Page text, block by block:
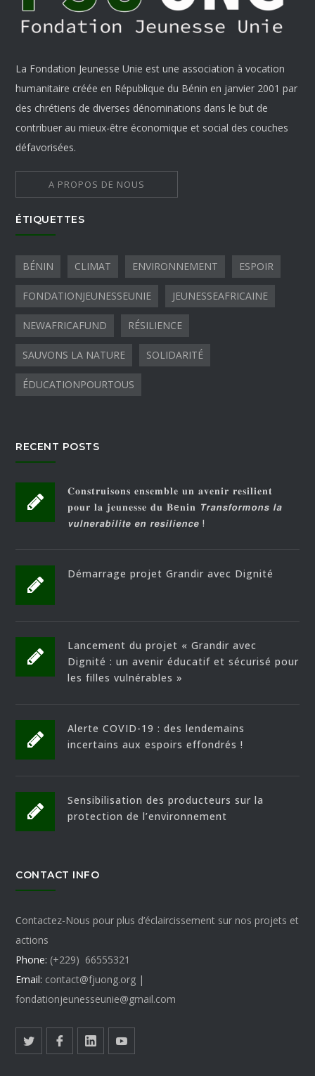
La Fondation Jeunesse Unie est une association à vocation
humanitaire créée en République du Bénin en janvier 2001 par
des chrétiens de diverses dénominations dans le but de
contribuer au mieux-être économique et social des couches
défavorisées.
A PROPOS DE NOUS
ÉTIQUETTES
BÉNIN CLIMAT ENVIRONNEMENT ESPOIR
FONDATIONJEUNESSEUNIE JEUNESSEAFRICAINE
NEWAFRICAFUND RÉSILIENCE
SAUVONS LA NATURE SOLIDARITÉ
ÉDUCATIONPOURTOUS
RECENT POSTS
𝐂𝐨𝐧𝐬𝐭𝐫𝐮𝐢𝐬𝐨𝐧𝐬 𝐞𝐧𝐬𝐞𝐦𝐛𝐥𝐞 𝐮𝐧 𝐚𝐯𝐞𝐧𝐢𝐫 𝐫𝐞𝐬𝐢𝐥𝐢𝐞𝐧𝐭
𝐩𝐨𝐮𝐫 𝐥𝐚 𝐣𝐞𝐮𝐧𝐞𝐬𝐬𝐞 𝐝𝐮 𝐁e𝐧𝐢𝐧 𝙏𝙧𝙖𝙣𝙨𝙛𝙤𝙧𝙢𝙤𝙣𝙨 𝙡𝙖
𝙫𝙪𝙡𝙣𝙚𝙧𝙖𝙗𝙞𝙡𝙞𝙩𝙚 𝙚𝙣 𝙧𝙚𝙨𝙞𝙡𝙞𝙚𝙣𝙘𝙚 !
Démarrage projet Grandir avec Dignité
Lancement du projet « Grandir avec
Dignité : un avenir éducatif et sécurisé pour
les filles vulnérables »
Alerte COVID-19 : des lendemains
incertains aux espoirs effondrés !
Sensibilisation des producteurs sur la
protection de l’environnement
CONTACT INFO
Contactez-Nous pour plus d’éclaircissement sur nos projets et
actions
Phone: (+229) 66555321
Email: contact@fjuong.org |
fondationjeunesseunie@gmail.com